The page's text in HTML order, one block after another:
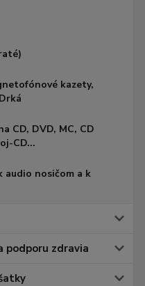
kazety,
CD, DVD, MC, CD
CD...
audio nosičom a k
podporu zdravia